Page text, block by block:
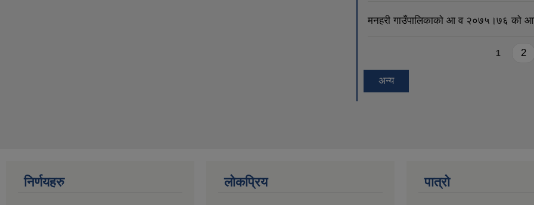
मनहरी गाउँपालिकाको आ व २०७५।७६ को
1 2
अन्य
निर्णयहरु लोकप्रिय पात्रो